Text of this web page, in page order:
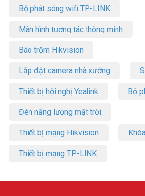
Bộ phát sóng wifi TP-LINK
Màn hình tương tác thông minh
Báo trộm Hikvision
Lắp đặt camera nhà xưởng
Thiết bị hội nghị Yealink Bộ
Đèn năng lượng mặt trời
Thiết bị mạng Hikvision
Thiết bị mạng TP-LINK